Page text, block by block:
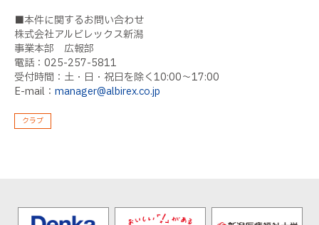
■本件に関するお問い合わせ
株式会社アルビレックス新潟
事業本部 広報部
電話：025-257-5811
受付時間：土・日・祝日を除く10:00〜17:00
E-mail： manager@albirex.co.jp
クラブ